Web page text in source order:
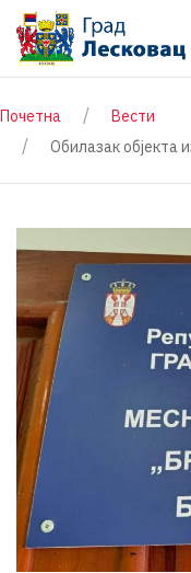
Почетна
Вести
Обилазак објекта